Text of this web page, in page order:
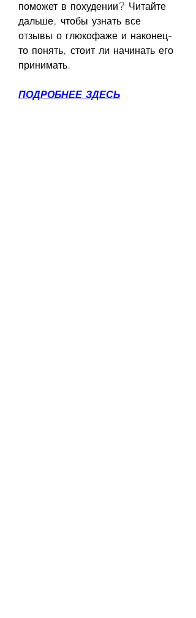
поможет в похудении? Читайте
дальше, чтобы узнать все
отзывы о глюкофаже и наконец-
то понять, стоит ли начинать его
принимать.
ПОДРОБНЕЕ ЗДЕСЬ